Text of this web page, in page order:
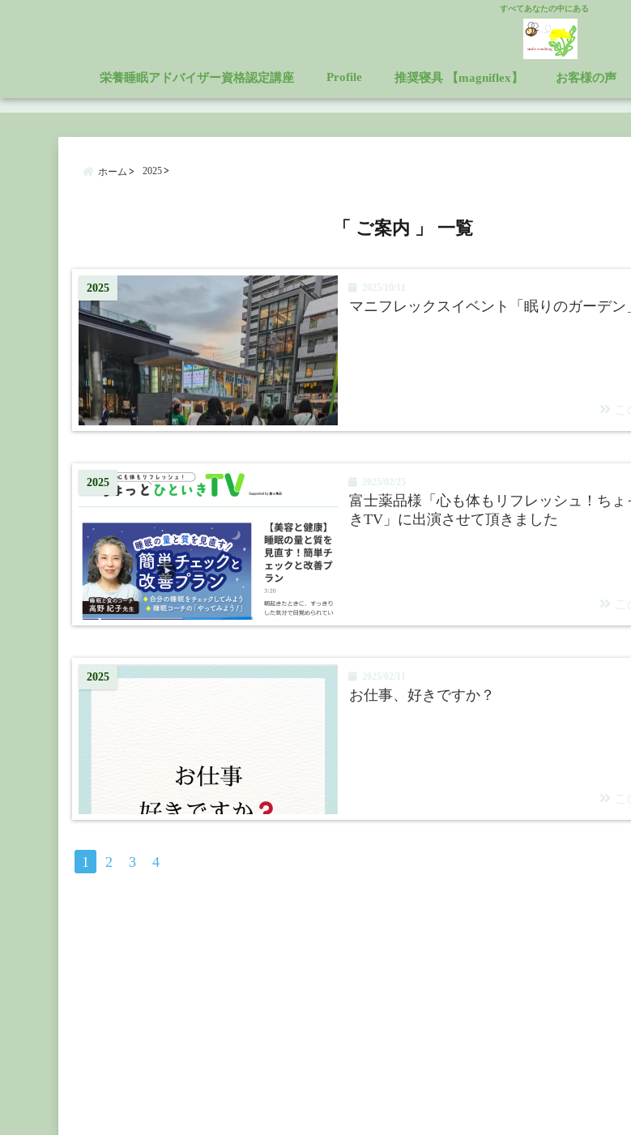
すべてあなたの中にある
栄養睡眠アドバイザー資格認定講座 Profile 推奨寝具 【magniflex】 お客様の声
ホーム 2025
「 ご案内 」 一覧
2025 2025/10/11
マニフレックスイベント「眠りのガーデン
2025 2025/02/25
富士薬品様「心も体もリフレッシュ！ちょ
きTV」に出演させて頂きました
2025 2025/02/11
お仕事、好きですか？
1 2 3 4